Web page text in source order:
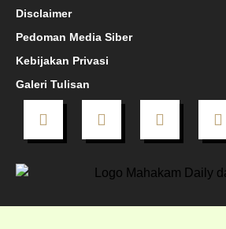
Disclaimer
Pedoman Media Siber
Kebijakan Privasi
Galeri Tulisan